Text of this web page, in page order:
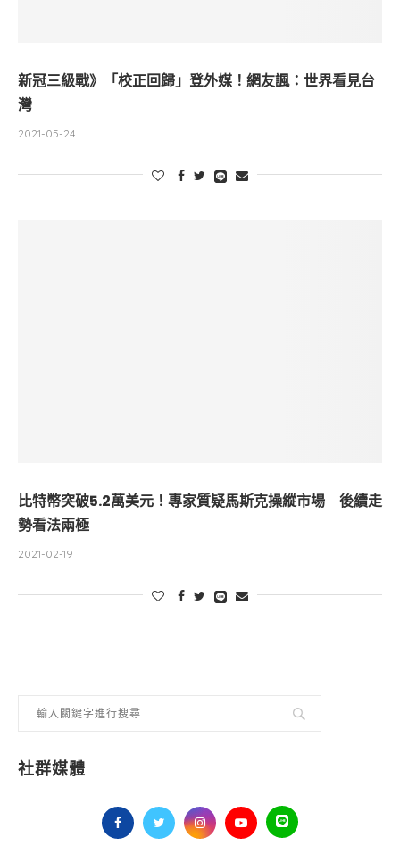
新冠三級戰》「校正回歸」登外媒！網友諷：世界看見台
灣
2021-05-24
比特幣突破5.2萬美元！專家質疑馬斯克操縱市場 後續走
勢看法兩極
2021-02-19
社群媒體